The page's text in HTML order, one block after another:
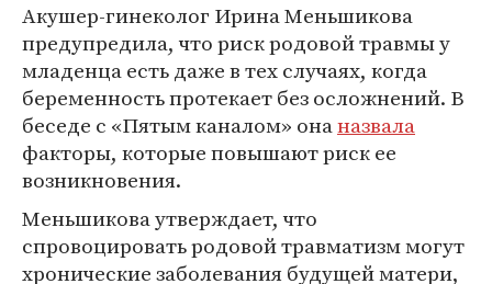
Акушер-гинеколог Ирина Меньшикова
предупредила, что риск родовой травмы у
младенца есть даже в тех случаях, когда
беременность протекает без осложнений. В
беседе с «Пятым каналом» онаназвала
факторы, которые повышают риск ее
возникновения.
Меньшикова утверждает, что
спровоцировать родовой травматизм могут
хронические заболевания будущей матери,